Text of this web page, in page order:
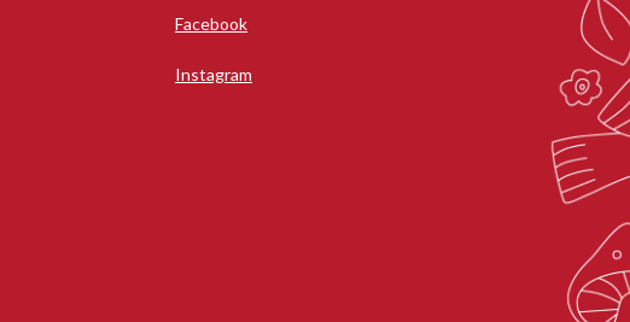
Facebook
Instagram